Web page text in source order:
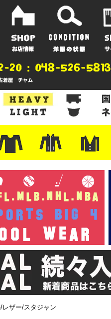
レ
/チノ
ぎ
/ナイロ
ントジェームス/ルミノア
ンT/サーマル/ラグビー・プリント/半袖/スウェット
・チャンピオン/リバース
・パーカー ・デニム/コット
・アウトドア/フ
・ジャージ/ナイ
・ミリタリー/ワ
・ウール/レザー
・スーツ/ジレ
レザー/スタジャン